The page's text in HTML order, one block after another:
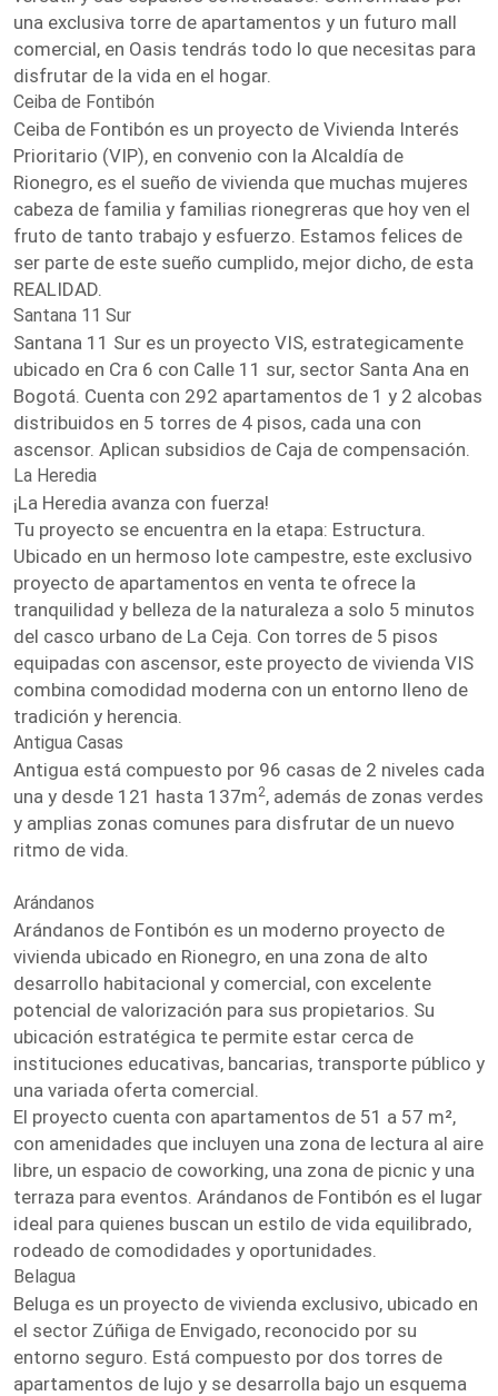
una exclusiva torre de apartamentos y un futuro mall
comercial, en Oasis tendrás todo lo que necesitas para
disfrutar de la vida en el hogar.
Ceiba de Fontibón
Ceiba de Fontibón es un proyecto de Vivienda Interés
Prioritario (VIP), en convenio con la Alcaldía de
Rionegro, es el sueño de vivienda que muchas mujeres
cabeza de familia y familias rionegreras que hoy ven el
fruto de tanto trabajo y esfuerzo. Estamos felices de
ser parte de este sueño cumplido, mejor dicho, de esta
REALIDAD.
Santana 11 Sur
Santana 11 Sur es un proyecto VIS, estrategicamente
ubicado en Cra 6 con Calle 11 sur, sector Santa Ana en
Bogotá. Cuenta con 292 apartamentos de 1 y 2 alcobas
distribuidos en 5 torres de 4 pisos, cada una con
ascensor. Aplican subsidios de Caja de compensación.
La Heredia
¡La Heredia avanza con fuerza!
Tu proyecto se encuentra en la etapa: Estructura.
Ubicado en un hermoso lote campestre, este exclusivo
proyecto de apartamentos en venta te ofrece la
tranquilidad y belleza de la naturaleza a solo 5 minutos
del casco urbano de La Ceja. Con torres de 5 pisos
equipadas con ascensor, este proyecto de vivienda VIS
combina comodidad moderna con un entorno lleno de
tradición y herencia.
Antigua Casas
Antigua está compuesto por 96 casas de 2 niveles cada
una y desde 121 hasta 137m2, además de zonas verdes
y amplias zonas comunes para disfrutar de un nuevo
ritmo de vida.
Arándanos
Arándanos de Fontibón es un moderno proyecto de
vivienda ubicado en Rionegro, en una zona de alto
desarrollo habitacional y comercial, con excelente
potencial de valorización para sus propietarios. Su
ubicación estratégica te permite estar cerca de
instituciones educativas, bancarias, transporte público y
una variada oferta comercial.
El proyecto cuenta con apartamentos de 51 a 57 m²,
con amenidades que incluyen una zona de lectura al aire
libre, un espacio de coworking, una zona de picnic y una
terraza para eventos. Arándanos de Fontibón es el lugar
ideal para quienes buscan un estilo de vida equilibrado,
rodeado de comodidades y oportunidades.
Belagua
Beluga es un proyecto de vivienda exclusivo, ubicado en
el sector Zúñiga de Envigado, reconocido por su
entorno seguro. Está compuesto por dos torres de
apartamentos de lujo y se desarrolla bajo un esquema